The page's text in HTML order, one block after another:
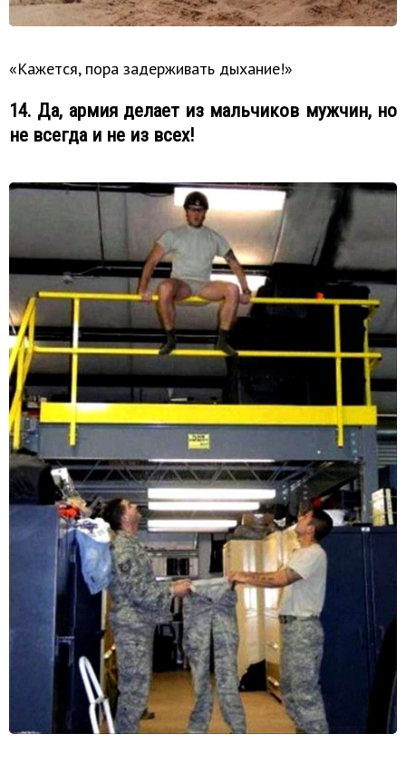
«Кажется, пора задерживать дыхание!»
14. Да, армия делает из мальчиков мужчин, но
не всегда и не из всех!